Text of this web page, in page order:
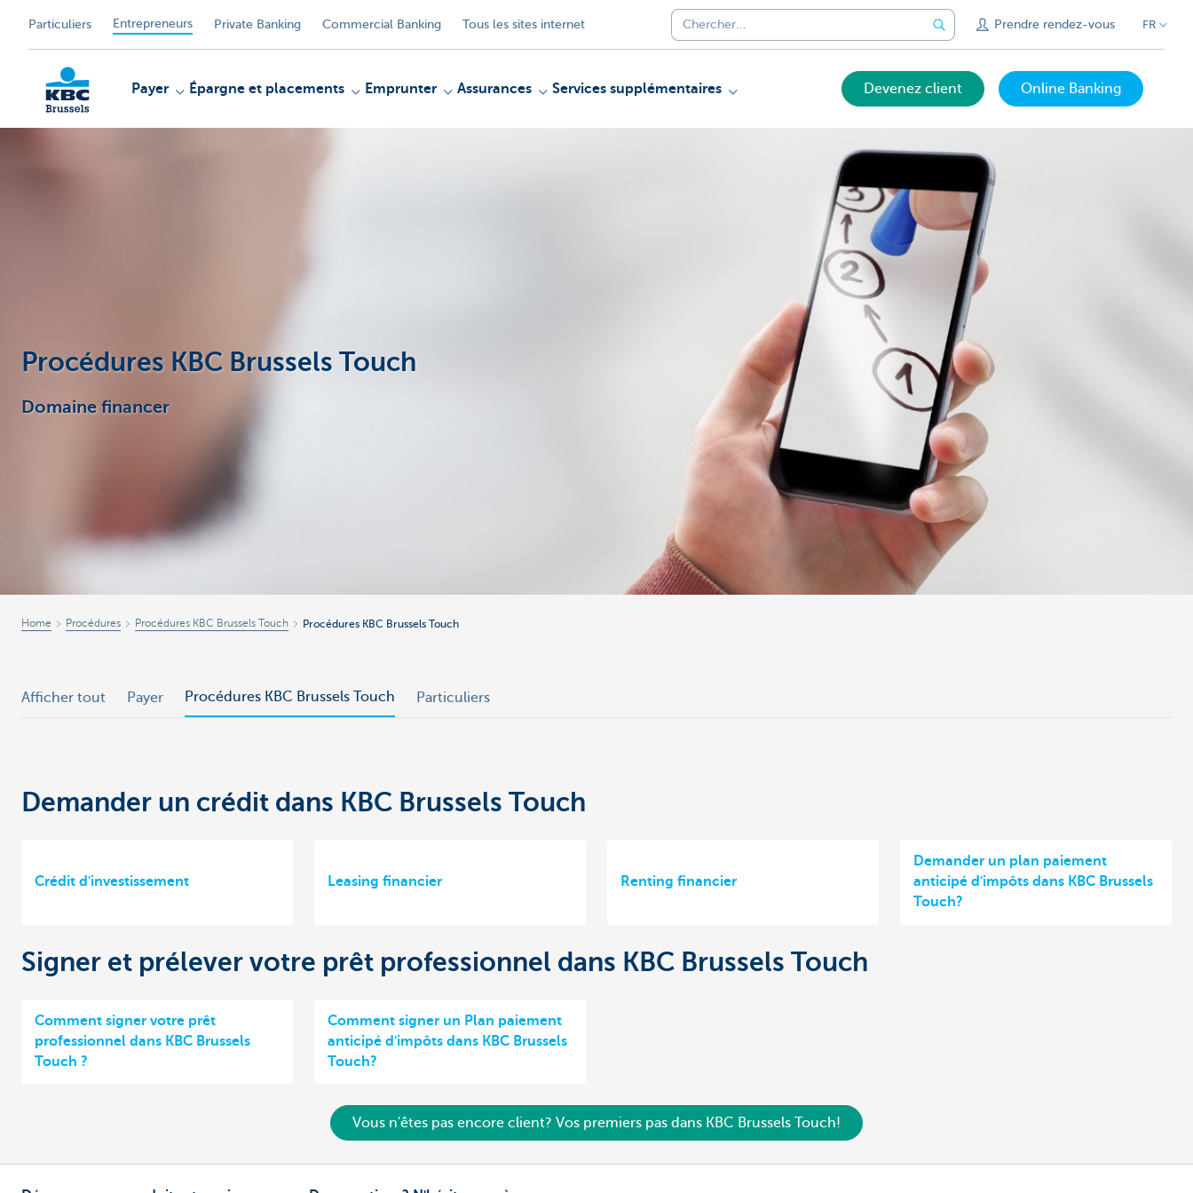
Particuliers Entrepreneurs Private Banking Commercial Banking Tous les sites internet Prendre rendez-vous FR
Payer Épargne et placements Emprunter Assurances Services supplémentaires Devenez client Online Banking
Procédures KBC Brussels Touch
Domaine financer
Home Procédures Procédures KBC Brussels Touch Procédures KBC Brussels Touch
Afficher tout Payer Procédures KBC Brussels Touch Particuliers
Demander un crédit dans KBC Brussels Touch
Crédit d'investissement Leasing financier Renting financier
Demander un plan paiement
anticipé d'impôts dans KBC Brussels
Touch?
Signer et prélever votre prêt professionnel dans KBC Brussels Touch
Comment signer votre prêt
professionnel dans KBC Brussels
Touch ?
Comment signer un Plan paiement
anticipé d'impôts dans KBC Brussels
Touch?
Vous n'êtes pas encore client? Vos premiers pas dans KBC Brussels Touch!